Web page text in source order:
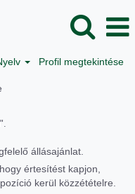
Profil megtekintése
állásajánlat.
értesítést kapjon,
kerül közzétételre.